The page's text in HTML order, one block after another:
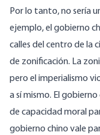
Por lo tanto, no sería
ejemplo, el gobierno
calles del centro de la
de zonificación. La
pero el imperialismo
a sí mismo. El
de capacidad moral
gobierno chino vale